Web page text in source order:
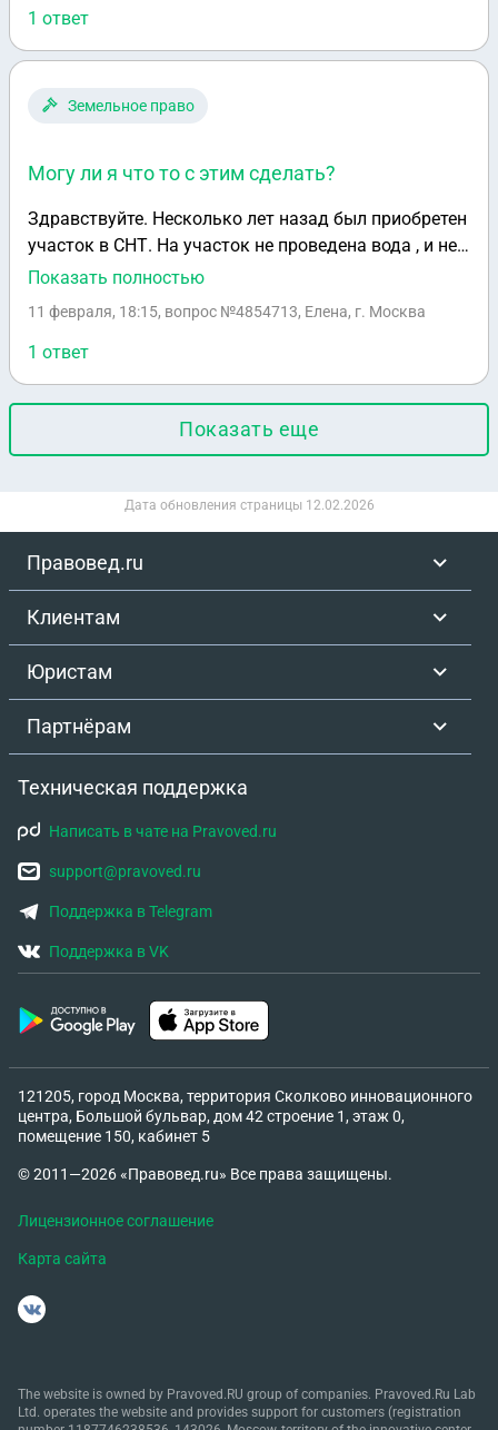
дома? Обьединить нельзя(превышение
максимальной площади). Спасибо.
1 ответ
Земельное право
Могу ли я что то с этим сделать?
Здравствуйте. Несколько лет назад был приобретен
участок в СНТ. На участок не проведена вода , и не
проведено электричество. Строений никаких нет. Но
и подключение воды в местную управляющую . Но
никто так этим и не стал заниматься. На
протяжении всего этого времени СНТ начисляет
коммунальные платежи . Мы не живем там,
прописанных нет , так как строений нет никаких .
Дорогой не пользуемся. Освещением тоже. Сейчас
Могу ли я что то с этим сделать ?
Показать полностью
11 февраля, 18:15, вопрос №4854713, Елена, г. Москва
1 ответ
Показать еще
Дата обновления страницы 12.02.2026
Правовед.ru
Клиентам
Юристам
Партнёрам
Техническая поддержка
Написать в чате на Pravoved.ru
support@pravoved.ru
Поддержка в Telegram
Поддержка в VK
121205, город Москва, территория Сколково инновационного
центра, Большой бульвар, дом 42 строение 1, этаж 0,
помещение 150, кабинет 5
© 2011—2026 «Правовед.ru» Все права защищены.
Лицензионное соглашение
Карта сайта
The website is owned by Pravoved.RU group of companies. Pravoved.Ru Lab
Ltd. operates the website and provides support for customers (registration